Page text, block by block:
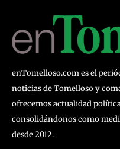
enTomelloso.com es el
noticias de Tomelloso y
ofrecemos actualidad
consolidándonos como
desde 2012.